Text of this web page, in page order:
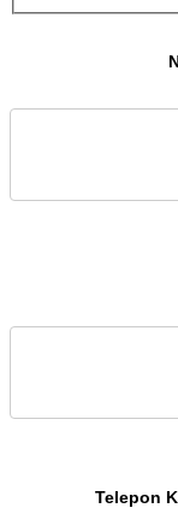
Telepon